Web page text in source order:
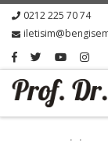
0212 225 70 74